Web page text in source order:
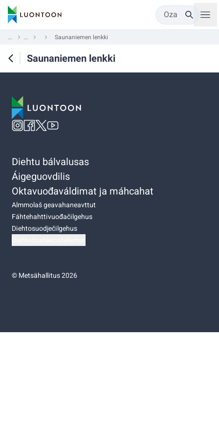
Oza
... ... Saunaniemen lenkki
Saunaniemen lenkki
Diehtu bálvalusas
Áigeguovdilis
Oktavuođaváldimat ja máhcahat
Almmolaš geavahaneavttut
Fáhtehahttivuođačilgehus
Diehtosuodječilgehus
©Metsähallitus 2026